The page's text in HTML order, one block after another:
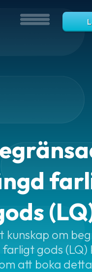
kunskap om
gods (LQ)
att boka